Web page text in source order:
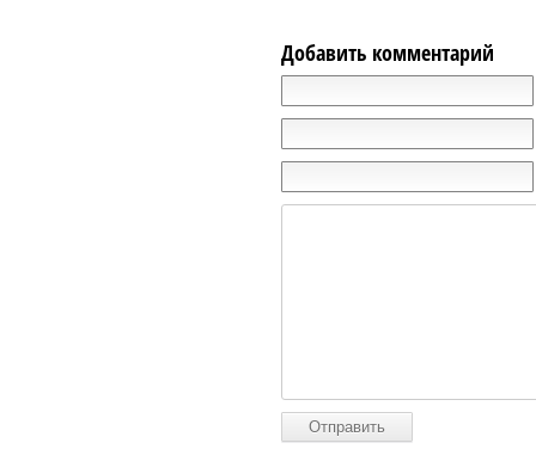
Добавить комментарий